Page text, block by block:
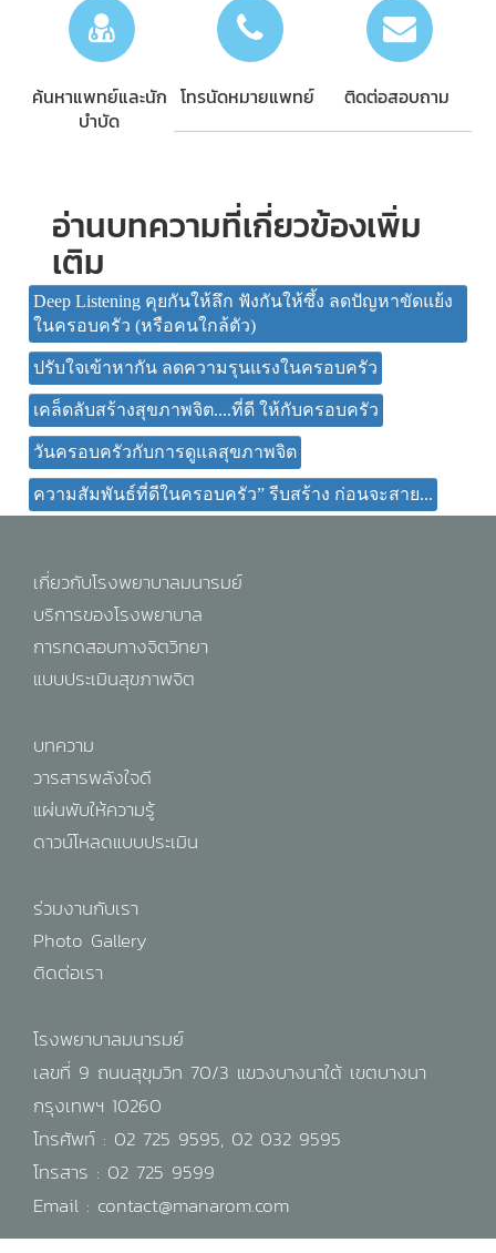
ค้นหาแพทย์และนัก
บำบัด
โทรนัดหมายแพทย์ ติดต่อสอบถาม
อ่านบทความที่เกี่ยวข้องเพิ่ม
เติม
Deep Listening คุยกันให้ลึก ฟังกันให้ซึ้ง ลดปัญหาขัดแย้ง
ในครอบครัว (หรือคนใกล้ตัว)
ปรับใจเข้าหากัน ลดความรุนแรงในครอบครัว
เคล็ดลับสร้างสุขภาพจิต....ที่ดี ให้กับครอบครัว
วันครอบครัวกับการดูแลสุขภาพจิต
ความสัมพันธ์ที่ดีในครอบครัว” รีบสร้าง ก่อนจะสาย...
เกี่ยวกับโรงพยาบาลมนารมย์
บริการของโรงพยาบาล
การทดสอบทางจิตวิทยา
แบบประเมินสุขภาพจิต
บทความ
วารสารพลังใจดี
แผ่นพับให้ความรู้
ดาวน์โหลดแบบประเมิน
ร่วมงานกับเรา
Photo Gallery
ติดต่อเรา
โรงพยาบาลมนารมย์
เลขที่ 9 ถนนสุขุมวิท 70/3 แขวงบางนาใต้ เขตบางนา
กรุงเทพฯ 10260
โทรศัพท์ : 02 725 9595, 02 032 9595
โทรสาร : 02 725 9599
Email : contact@manarom.com